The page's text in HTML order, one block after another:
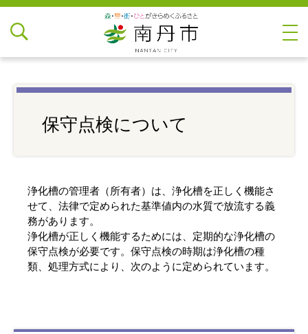
保守点検について
浄化槽の管理者（所有者）は、浄化槽を正しく機能さ
せて、法律で定められた基準値内の水質で放流する義
務があります。
浄化槽が正しく機能するためには、定期的な浄化槽の
保守点検が必要です。保守点検の時期は浄化槽の種
類、処理方式により、次のように定められています。